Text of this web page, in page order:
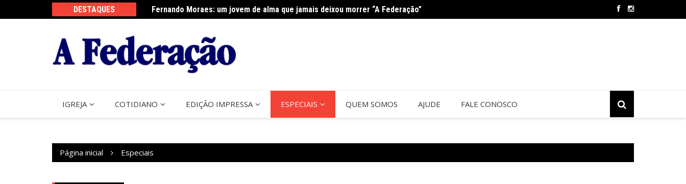
DESTAQUES
do Perdão de Assis Fernando Moraes: um jovem de alma que jamais deixou morrer “A Federação”
IGREJA COTIDIANO EDIÇÃO IMPRESSA ESPECIAIS QUEM SOMOS AJUDE FALE CONOSCO
Página inicial Especiais